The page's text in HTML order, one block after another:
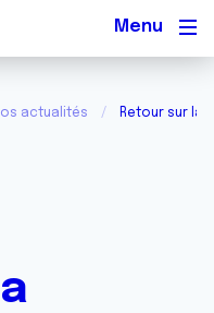
actualités Retour sur la